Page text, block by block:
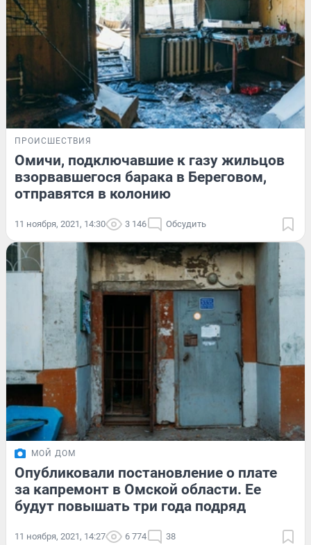
ПРОИСШЕСТВИЯ
Омичи, подключавшие к газу жильцов
взорвавшегося барака в Береговом,
отправятся в колонию
11 ноября, 2021, 14:30 3 146 Обсудить
МОЙ ДОМ
Опубликовали постановление о плате
за капремонт в Омской области. Ее
будут повышать три года подряд
11 ноября, 2021, 14:27 6 774 38